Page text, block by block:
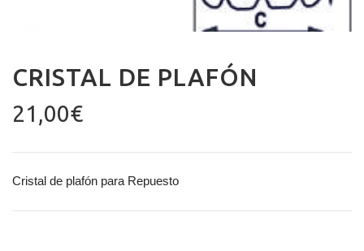
CRISTAL DE PLAFÓN
21,00€
Cristal de plafón para Repuesto